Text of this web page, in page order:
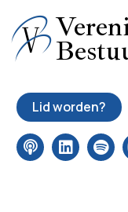
Lid worden?